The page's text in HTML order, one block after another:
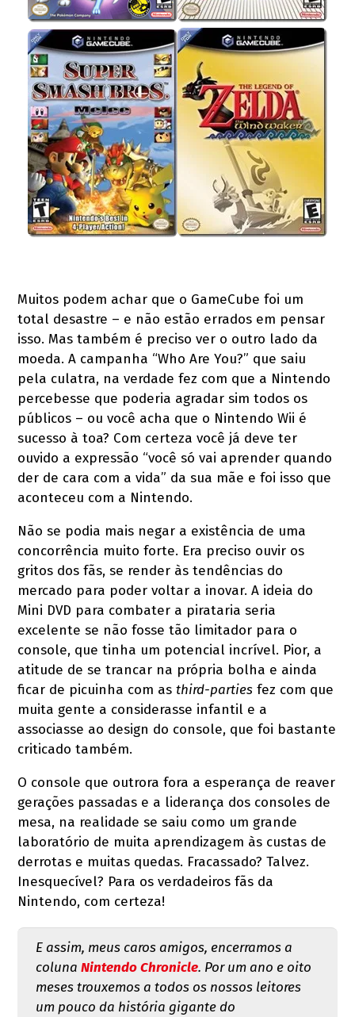
Muitos podem achar que o GameCube foi um
total desastre – e não estão errados em pensar
isso. Mas também é preciso ver o outro lado da
moeda. A campanha “Who Are You?” que saiu
pela culatra, na verdade fez com que a Nintendo
percebesse que poderia agradar sim todos os
públicos – ou você acha que o Nintendo Wii é
sucesso à toa? Com certeza você já deve ter
ouvido a expressão “você só vai aprender quando
der de cara com a vida” da sua mãe e foi isso que
aconteceu com a Nintendo.
Não se podia mais negar a existência de uma
concorrência muito forte. Era preciso ouvir os
gritos dos fãs, se render às tendências do
mercado para poder voltar a inovar. A ideia do
Mini DVD para combater a pirataria seria
excelente se não fosse tão limitador para o
console, que tinha um potencial incrível. Pior, a
atitude de se trancar na própria bolha e ainda
ficar de picuinha com asthird-parties fez com que
muita gente a considerasse infantil e a
associasse ao design do console, que foi bastante
criticado também.
O console que outrora fora a esperança de reaver
gerações passadas e a liderança dos consoles de
mesa, na realidade se saiu como um grande
laboratório de muita aprendizagem às custas de
derrotas e muitas quedas. Fracassado? Talvez.
Inesquecível? Para os verdadeiros fãs da
Nintendo, com certeza!
E assim, meus caros amigos, encerramos a
coluna Nintendo Chronicle. Por um ano e oito
meses trouxemos a todos os nossos leitores
um pouco da história gigante do